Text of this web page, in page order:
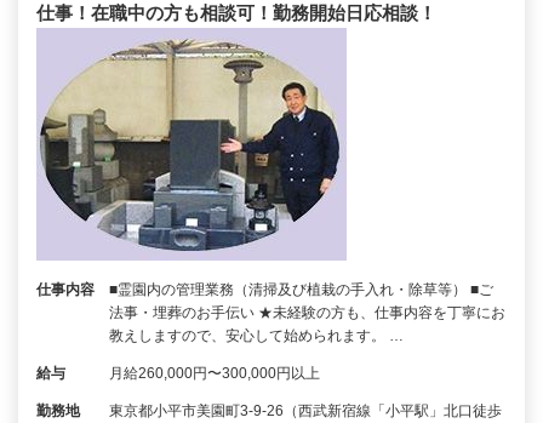
仕事！在職中の方も相談可！勤務開始日応相談！
仕事内容
■霊園内の管理業務（清掃及び植栽の手入れ・除草等） ■ご
法事・埋葬のお手伝い ★未経験の方も、仕事内容を丁寧にお
教えしますので、安心して始められます。 …
給与 月給260,000円〜300,000円以上
勤務地
東京都小平市美園町3-9-26（西武新宿線「小平駅」北口徒歩